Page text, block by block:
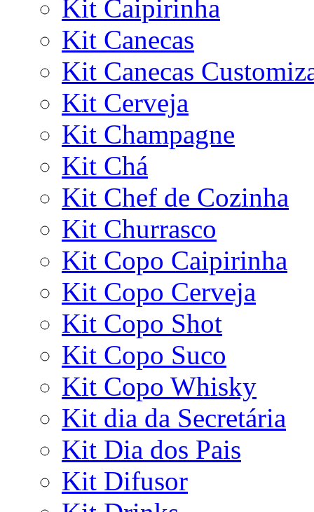
Kit Caipirinha
Kit Canecas
Kit Canecas
Kit Cerveja
Kit Champagne
Kit Chá
Kit Chef de Cozinha
Kit Churrasco
Kit Copo Caipirinha
Kit Copo Cerveja
Kit Copo Shot
Kit Copo Suco
Kit Copo Whisky
Kit dia da Secretária
Kit Dia dos Pais
Kit Difusor